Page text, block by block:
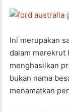
Ini merupakan
dalam merekrut
menghasilkan
bukan nama
menamatkan